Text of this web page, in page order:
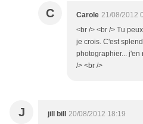
C Carole 21/08/2012
<br /> <br /> Tu
je crois. C'est
photographier... j'en
/> <br />
J jill bill
20/08/2012 18:19